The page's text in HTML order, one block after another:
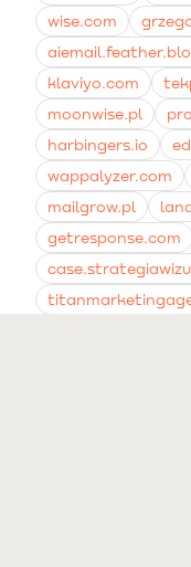
wise.com
klaviyo.com
moonwise.pl
harbingers.io
wappalyzer.com
mailgrow.pl
getresponse.com